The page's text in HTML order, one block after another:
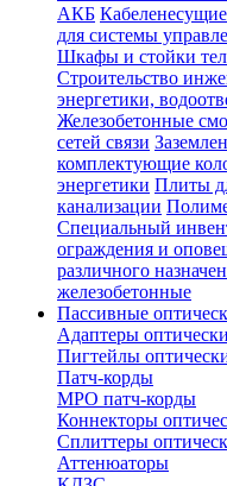
АКБ
для системы
Шкафы и стойки
Строительство
энергетики,
Железобетонные
сетей связи
комплектующие
энергетики Плиты
канализации
Специальный
ограждения и
различного
железобетонные
Пассивные
Адаптеры
Пигтейлы
Патч-корды
MPO патч-корды
Коннекторы
Сплиттеры
Аттенюаторы